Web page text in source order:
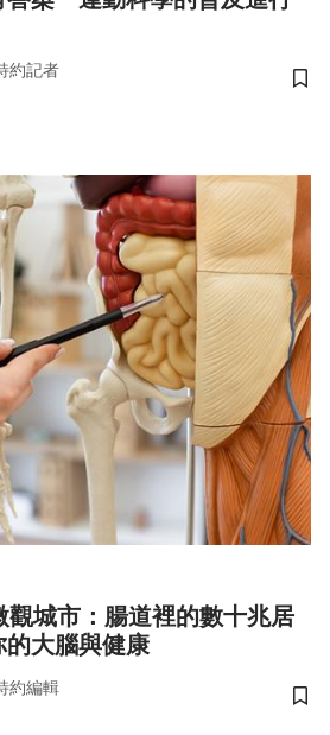
約記者
儲
觀城市：腸道裡的數十兆居
的大腦與健康
約編輯
儲